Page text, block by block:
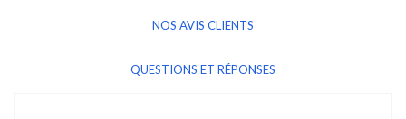
NOS AVIS CLIENTS
QUESTIONS ET RÉPONSES